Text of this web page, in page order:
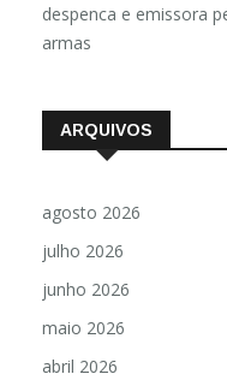
despenca e emissora
armas
ARQUIVOS
agosto 2026
julho 2026
junho 2026
maio 2026
abril 2026